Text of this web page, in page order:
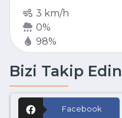
3 km/h
0%
98%
Bizi Takip Edin
Facebook